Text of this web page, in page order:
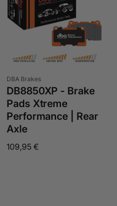
r
n
a
c
h
:
Anbieter:
DBA Brakes
DB8850XP - Brake
Pads Xtreme
Performance | Rear
Axle
Normaler
109,95 €